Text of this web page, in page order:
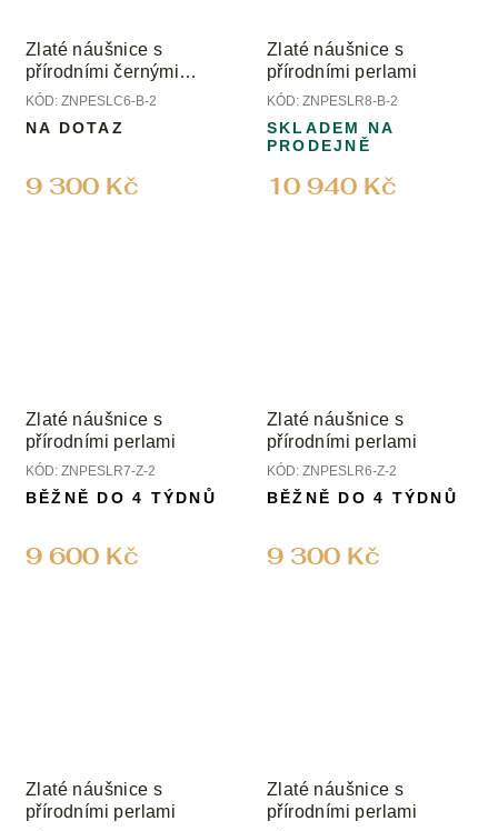
Zlaté náušnice s
přírodními černými
perlami
KÓD: ZNPESLC6-B-2
9 300 Kč
NA DOTAZ
Zlaté náušnice s
přírodními perlami
KÓD: ZNPESLR8-B-2
10 940 Kč
SKLADEM NA
PRODEJNĚ
Zlaté náušnice s
přírodními perlami
KÓD: ZNPESLR7-Z-2
9 600 Kč
BĚŽNĚ DO 4 TÝDNŮ
Zlaté náušnice s
přírodními perlami
KÓD: ZNPESLR6-Z-2
9 300 Kč
BĚŽNĚ DO 4 TÝDNŮ
Zlaté náušnice s
přírodními perlami
Zlaté náušnice s
přírodními perlami